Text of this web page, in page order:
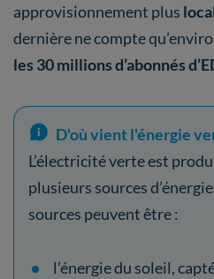
approvisionnement plus
dernière ne compte
les 30 millions d’abonnés
D'où vient l'énergie
L’électricité verte est
plusieurs sources
sources peuvent être :
l’énergie du soleil,